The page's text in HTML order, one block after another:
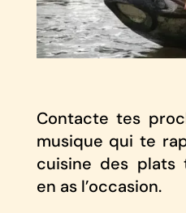
Contacte tes
musique qui te
cuisine des plats
en as l’occasion.